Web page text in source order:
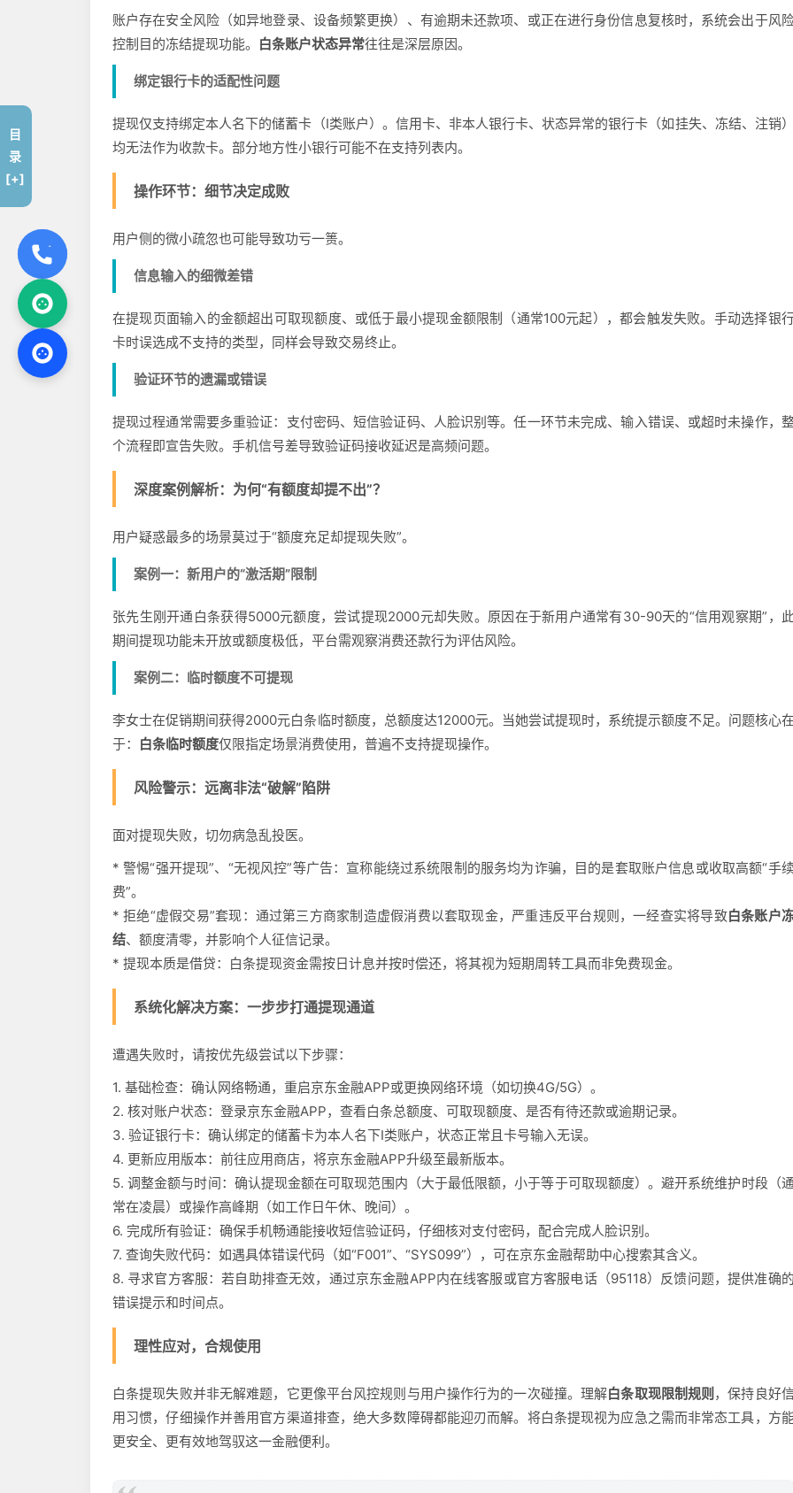
账户存在安全风险（如异地登录、设备频繁更换）、有逾期未还款项、或正在进行身份信息复核时，系统会出于风
控制目的冻结提现功能。 白条账户状态异常往往是深层原因。
绑定银行卡的适配性问题
提现仅支持绑定本人名下的储蓄卡（Ⅰ类账户）。信用卡、非本人银行卡、状态异常的银行卡（如挂失、冻结、注销）
均无法作为收款卡。部分地方性小银行可能不在支持列表内。
操作环节：细节决定成败
用户侧的微小疏忽也可能导致功亏一篑。
信息输入的细微差错
在提现页面输入的金额超出可取现额度、或低于最小提现金额限制（通常100元起），都会触发失败。手动选择银
卡时误选成不支持的类型，同样会导致交易终止。
验证环节的遗漏或错误
提现过程通常需要多重验证：支付密码、短信验证码、人脸识别等。任一环节未完成、输入错误、或超时未操作，
个流程即宣告失败。手机信号差导致验证码接收延迟是高频问题。
深度案例解析：为何“有额度却提不出”？
用户疑惑最多的场景莫过于“额度充足却提现失败”。
案例一：新用户的“激活期”限制
张先生刚开通白条获得5000元额度，尝试提现2000元却失败。原因在于新用户通常有30-90天的“信用观察期”，
期间提现功能未开放或额度极低，平台需观察消费还款行为评估风险。
案例二：临时额度不可提现
李女士在促销期间获得2000元白条临时额度，总额度达12000元。当她尝试提现时，系统提示额度不足。问题核心在
于：
白条临时额度仅限指定场景消费使用，普遍不支持提现操作。
风险警示：远离非法“破解”陷阱
面对提现失败，切勿病急乱投医。
* 警惕“强开提现”、“无视风控”等广告：宣称能绕过系统限制的服务均为诈骗，目的是套取账户信息或收取高额“手续
费”。
* 拒绝“虚假交易”套现：通过第三方商家制造虚假消费以套取现金，严重违反平台规则，一经查实将导致白条账户
结、额度清零，并影响个人征信记录。
* 提现本质是借贷：白条提现资金需按日计息并按时偿还，将其视为短期周转工具而非免费现金。
系统化解决方案：一步步打通提现通道
遭遇失败时，请按优先级尝试以下步骤：
1. 基础检查：确认网络畅通，重启京东金融APP或更换网络环境（如切换4G/5G）。
2. 核对账户状态：登录京东金融APP，查看白条总额度、可取现额度、是否有待还款或逾期记录。
3. 验证银行卡：确认绑定的储蓄卡为本人名下Ⅰ类账户，状态正常且卡号输入无误。
4. 更新应用版本：前往应用商店，将京东金融APP升级至最新版本。
5. 调整金额与时间：确认提现金额在可取现范围内（大于最低限额，小于等于可取现额度）。避开系统维护时段（通
常在凌晨）或操作高峰期（如工作日午休、晚间）。
6. 完成所有验证：确保手机畅通能接收短信验证码，仔细核对支付密码，配合完成人脸识别。
7. 查询失败代码：如遇具体错误代码（如“F001”、“SYS099”），可在京东金融帮助中心搜索其含义。
8. 寻求官方客服：若自助排查无效，通过京东金融APP内在线客服或官方客服电话（95118）反馈问题，提供准确的
错误提示和时间点。
理性应对，合规使用
白条提现失败并非无解难题，它更像平台风控规则与用户操作行为的一次碰撞。理解白条取现限制规则 ，保持良好
用习惯，仔细操作并善用官方渠道排查，绝大多数障碍都能迎刃而解。将白条提现视为应急之需而非常态工具，方
更安全、更有效地驾驭这一金融便利。
目
录
[+]